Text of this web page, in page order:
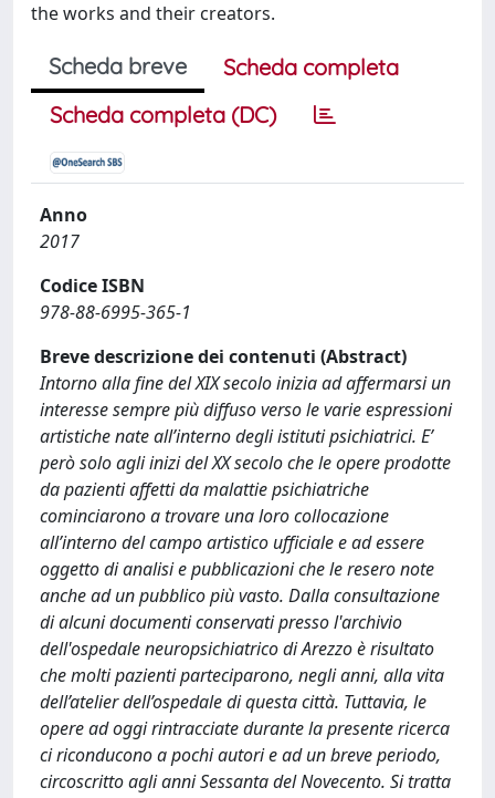
the works and their creators.
Scheda breve
Scheda completa
Scheda completa (DC)
Anno
2017
Codice ISBN
978-88-6995-365-1
Breve descrizione dei contenuti (Abstract)
Intorno alla fine del XIX secolo inizia ad affermarsi un
interesse sempre più diffuso verso le varie espressioni
artistiche nate all’interno degli istituti psichiatrici. E’
però solo agli inizi del XX secolo che le opere prodotte
da pazienti affetti da malattie psichiatriche
cominciarono a trovare una loro collocazione
all’interno del campo artistico ufficiale e ad essere
oggetto di analisi e pubblicazioni che le resero note
anche ad un pubblico più vasto. Dalla consultazione
di alcuni documenti conservati presso l'archivio
dell'ospedale neuropsichiatrico di Arezzo è risultato
che molti pazienti parteciparono, negli anni, alla vita
dell’atelier dell’ospedale di questa città. Tuttavia, le
opere ad oggi rintracciate durante la presente ricerca
ci riconducono a pochi autori e ad un breve periodo,
circoscritto agli anni Sessanta del Novecento. Si tratta